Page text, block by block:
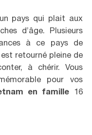
pays qui plait aux
d’âge. Plusieurs
à ce pays de
retourné pleine de
à chérir. Vous
pour vos
en famille 16